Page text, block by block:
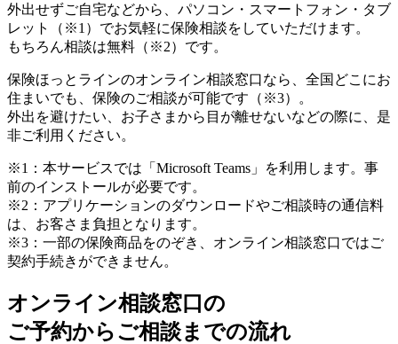
外出せずご自宅などから、パソコン・スマートフォン・タブ
レット
（※1） でお気軽に保険相談をしていただけます。
もちろん相談は無料 （※2） です。
保険ほっとラインのオンライン相談窓口なら、全国どこにお
住まいでも、保険のご相談が可能です （※3）
。
外出を避けたい、お子さまから目が離せないなどの際に、是
非ご利用ください。
※1：本サービスでは「Microsoft Teams」を利用します。事
前のインストールが必要です。
※2：アプリケーションのダウンロードやご相談時の通信料
は、お客さま負担となります。
※3：一部の保険商品をのぞき、オンライン相談窓口ではご
契約手続きができません。
オンライン相談窓口の
ご予約からご相談までの流れ